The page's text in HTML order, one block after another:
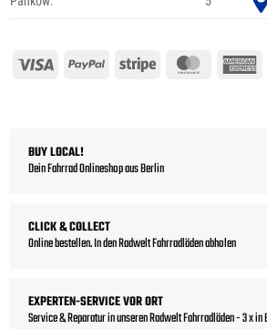
Visa PayPal Stripe MasterCard
BUY LOCAL!
Dein Fahrrad Onlineshop aus Berlin
CLICK & COLLECT
Online bestellen. In den Radwelt Fahrradläden abholen
EXPERTEN-SERVICE VOR ORT
Service & Reparatur in unseren Radwelt Fahrradläden - 3 x